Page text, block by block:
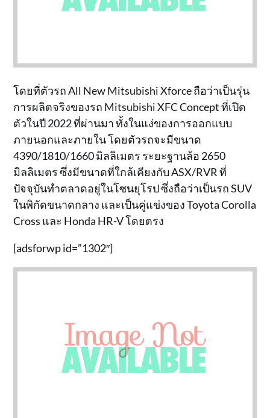
โดยที่ตัวรถ All New Mitsubishi Xforce ถือว่าเป็นรุ่น
การผลิตจริงของรถ Mitsubishi XFC Concept ที่เปิด
ตัวในปี 2022 ที่ผ่านมา ทั้งในแง่ของการออกแบบ
ภายนอกและภายใน โดยตัวรถจะมีขนาด
4390/1810/1660 มิลลิเมตร ระยะฐานล้อ 2650
มิลลิเมตร ซึ่งมีขนาดที่ใกล้เคียงกับ ASX/RVR ที่
ปัจจุบันทำตลาดอยู่ในโซนยุโรป ซึ่งถือว่าเป็นรถ SUV
ในพิกัดขนาดกลาง และเป็นคู่แข่งของ Toyota Corolla
Cross และ Honda HR-V โดยตรง
[adsforwp id=”1302″]